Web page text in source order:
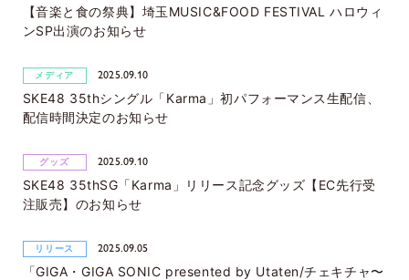
【音楽と食の祭典】埼玉MUSIC&FOOD FESTIVAL ハロウィ
ンSP出演のお知らせ
メディア 2025.09.10
SKE48 35thシングル「Karma」初パフォーマンス生配信、
配信時間決定のお知らせ
グッズ 2025.09.10
SKE48 35thSG「Karma」リリース記念グッズ【EC先行受
注販売】のお知らせ
リリース 2025.09.05
「GIGA・GIGA SONIC presented by Utaten/チェキチャ〜